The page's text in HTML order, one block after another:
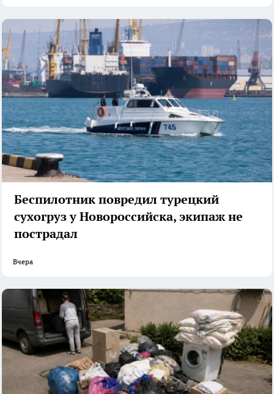
Беспилотник повредил турецкий
сухогруз у Новороссийска, экипаж не
пострадал
Вчера